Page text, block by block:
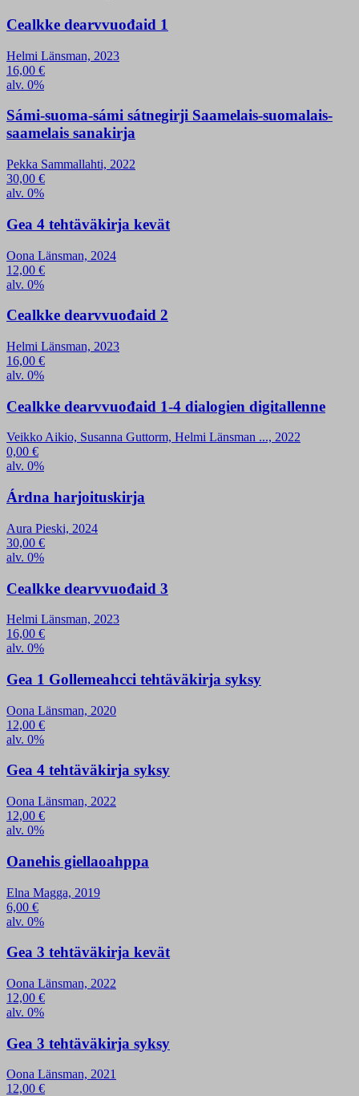
Cealkke dearvvuođaid 1
Helmi Länsman, 2023
16,00 €
alv. 0%
Sámi-suoma-sámi sátnegirji Saamelais-suomalais-
saamelais sanakirja
Pekka Sammallahti, 2022
30,00 €
alv. 0%
Gea 4 tehtäväkirja kevät
Oona Länsman, 2024
12,00 €
alv. 0%
Cealkke dearvvuođaid 2
Helmi Länsman, 2023
16,00 €
alv. 0%
Cealkke dearvvuođaid 1-4 dialogien digitallenne
Veikko Aikio, Susanna Guttorm, Helmi Länsman ..., 2022
0,00 €
alv. 0%
Árdna harjoituskirja
Aura Pieski, 2024
30,00 €
alv. 0%
Cealkke dearvvuođaid 3
Helmi Länsman, 2023
16,00 €
alv. 0%
Gea 1 Gollemeahcci tehtäväkirja syksy
Oona Länsman, 2020
12,00 €
alv. 0%
Gea 4 tehtäväkirja syksy
Oona Länsman, 2022
12,00 €
alv. 0%
Oanehis giellaoahppa
Elna Magga, 2019
6,00 €
alv. 0%
Gea 3 tehtäväkirja kevät
Oona Länsman, 2022
12,00 €
alv. 0%
Gea 3 tehtäväkirja syksy
Oona Länsman, 2021
12,00 €